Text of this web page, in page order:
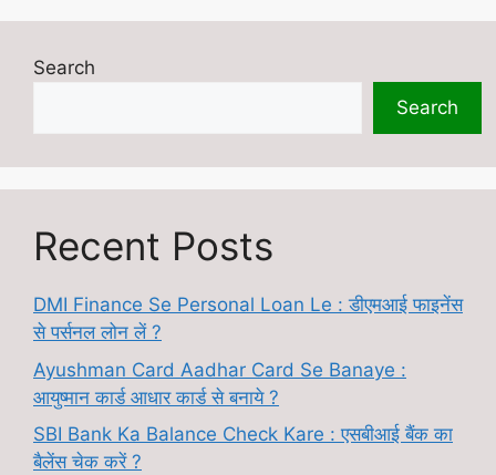
Search
Search
Recent Posts
DMI Finance Se Personal Loan Le : डीएमआई फाइनेंस
से पर्सनल लोन लें ?
Ayushman Card Aadhar Card Se Banaye :
आयुष्मान कार्ड आधार कार्ड से बनाये ?
SBI Bank Ka Balance Check Kare : एसबीआई बैंक का
बैलेंस चेक करें ?